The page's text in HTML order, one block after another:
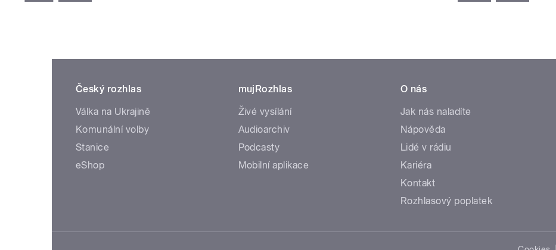
Český rozhlas
Válka na Ukrajině
Komunální volby
Stanice
eShop
mujRozhlas
Živé vysílání
Audioarchiv
Podcasty
Mobilní aplikace
O nás
Jak nás naladíte
Nápověda
Lidé v rádiu
Kariéra
Kontakt
Rozhlasový poplatek